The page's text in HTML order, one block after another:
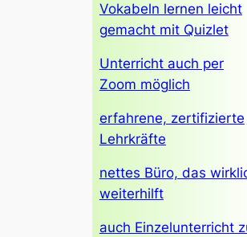
Vokabeln lernen leicht
gemacht mit Quizlet
Unterricht auch per
Zoom möglich
erfahrene, zertifizierte
Lehrkräfte
nettes Büro, das
weiterhilft
auch Einzelunterricht